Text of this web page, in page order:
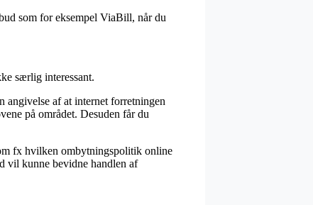
som for eksempel ViaBill, når du
særlig interessant.
af at internet forretningen
på området. Desuden får du
fx hvilken ombytningspolitik online
vil kunne bevidne handlen af